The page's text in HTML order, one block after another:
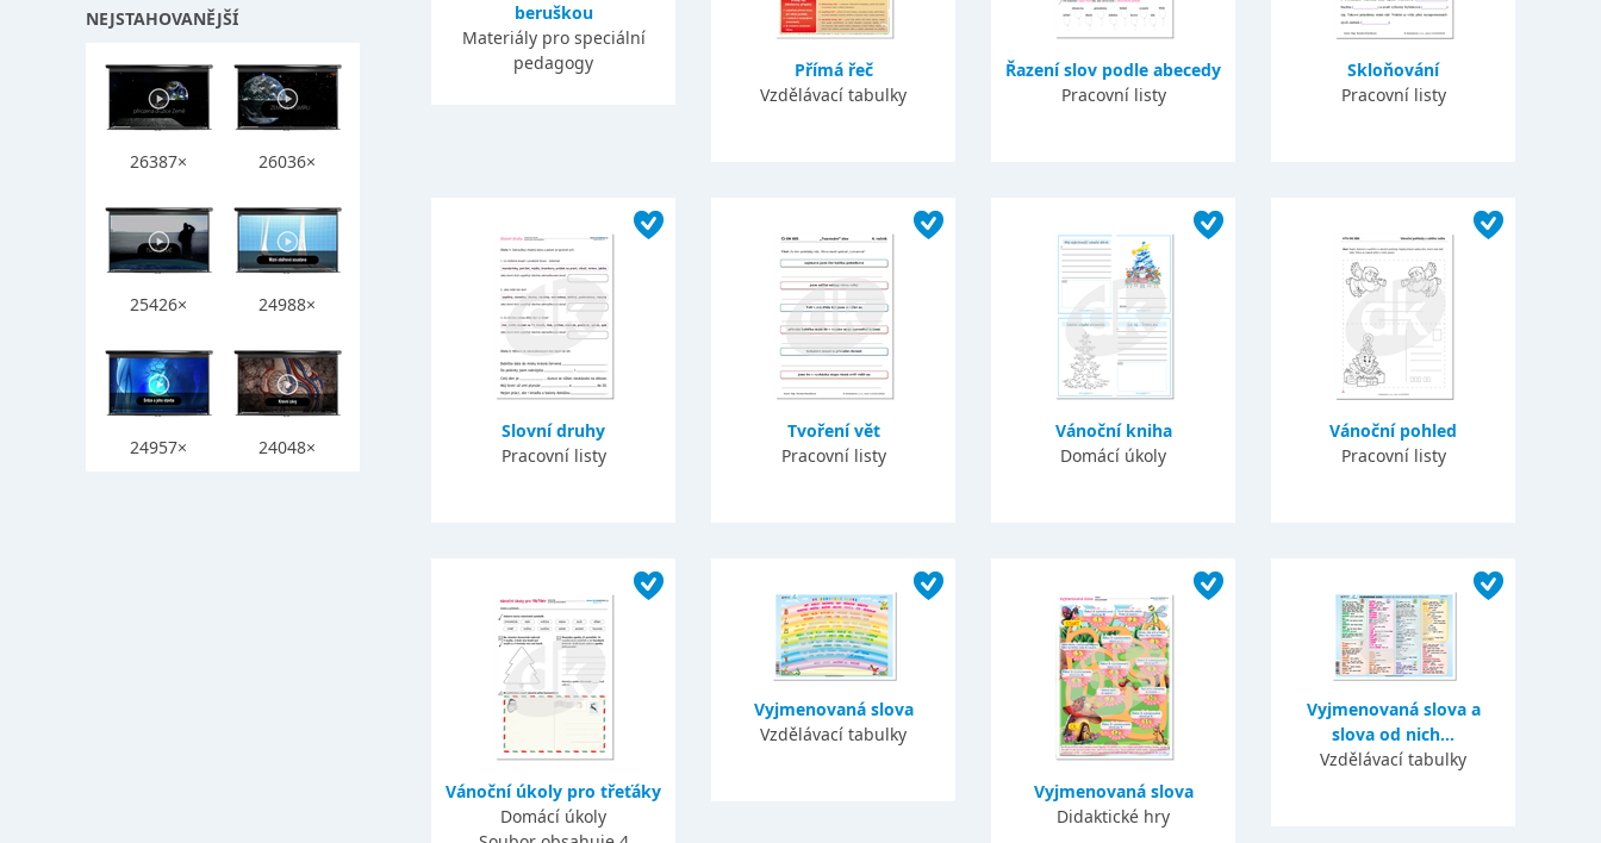
beruškou
Materiály pro speciální
pedagogy
Přímá řeč
Vzdělávací tabulky
Řazení slov podle abecedy
Pracovní listy
Skloňování
Pracovní listy
Slovní druhy
Pracovní listy
Tvoření vět
Pracovní listy
Vánoční kniha
Domácí úkoly
Vánoční pohled
Pracovní listy
Vánoční úkoly pro třeťáky
Domácí úkoly
Vyjmenovaná slova
Vzdělávací tabulky
Vyjmenovaná slova
Didaktické hry
Vyjmenovaná slova a
slova od nich...
Vzdělávací tabulky
NEJSTAHOVANĚJŠÍ
26387× 26036×
25426× 24988×
24957× 24048×